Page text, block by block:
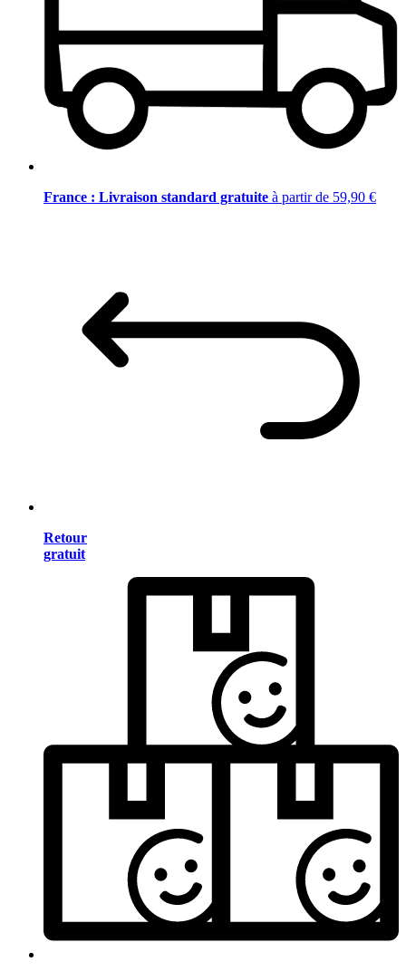
France : Livraison standard gratuite à partir de 59,90 €
Retour
gratuit